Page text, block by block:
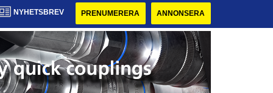
NYHETSBREV PRENUMERERA ANNONSERA